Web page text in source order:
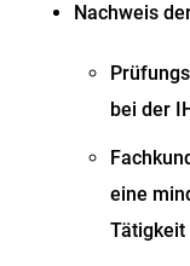
Nachweis
bei der
eine